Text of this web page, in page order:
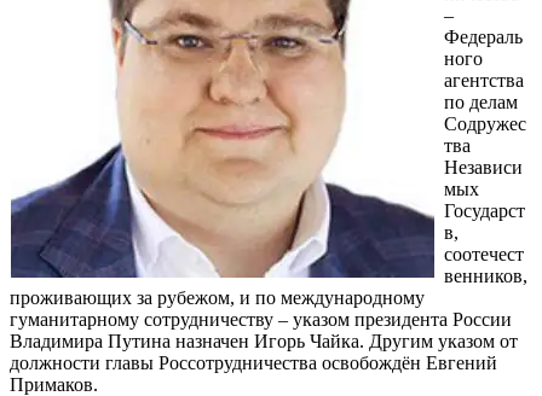
–
Федераль
ного
агентства
по делам
Содружес
тва
Независи
мых
Государст
в,
соотечест
венников,
проживающих за рубежом, и по международному
гуманитарному сотрудничеству – указом президента России
Владимира Путина назначен Игорь Чайка. Другим указом от
должности главы Россотрудничества освобождён Евгений
Примаков.